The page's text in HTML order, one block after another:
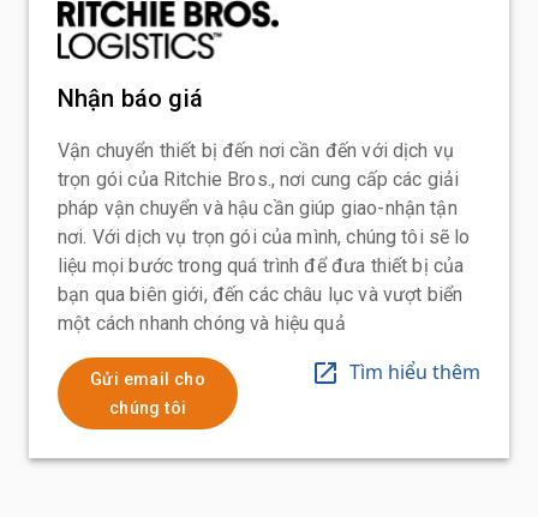
Nhận báo giá
Vận chuyển thiết bị đến nơi cần đến với dịch vụ
trọn gói của Ritchie Bros., nơi cung cấp các giải
pháp vận chuyển và hậu cần giúp giao-nhận tận
nơi. Với dịch vụ trọn gói của mình, chúng tôi sẽ lo
liệu mọi bước trong quá trình để đưa thiết bị của
bạn qua biên giới, đến các châu lục và vượt biển
một cách nhanh chóng và hiệu quả
Gửi email cho
chúng tôi
Tìm hiểu thêm